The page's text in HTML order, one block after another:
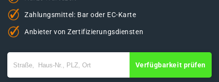
Zahlungsmittel: Bar oder EC-Karte
Anbieter von Zertifizierungsdiensten
Verfügbarkeit prüfen